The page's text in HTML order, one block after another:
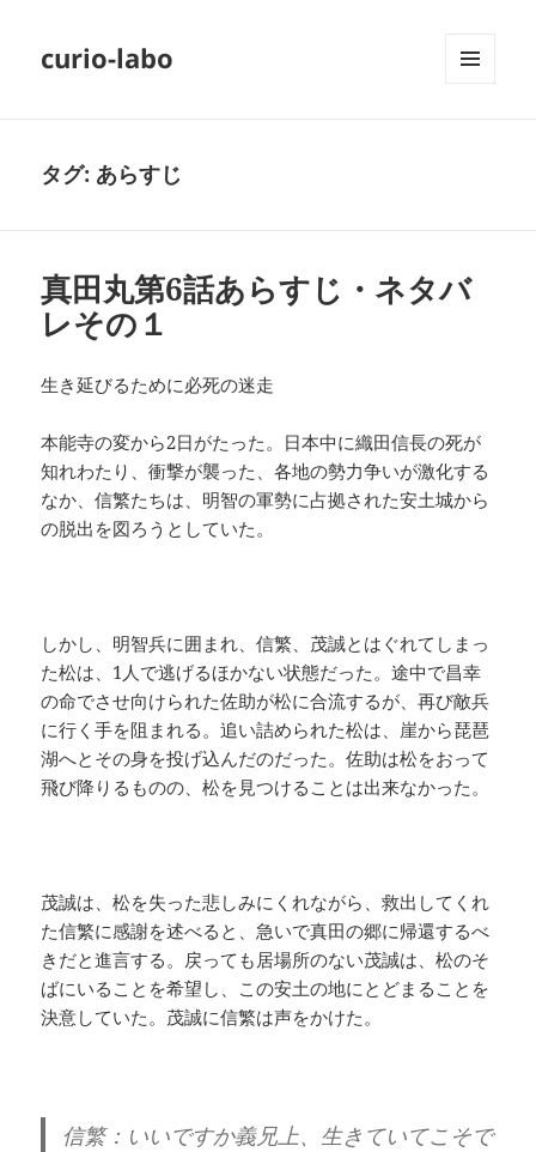
curio-labo
タグ: あらすじ
真田丸第6話あらすじ・ネタバ
レその１
生き延びるために必死の迷走
本能寺の変から2日がたった。日本中に織田信長の死が
知れわたり、衝撃が襲った、各地の勢力争いが激化する
なか、信繁たちは、明智の軍勢に占拠された安土城から
の脱出を図ろうとしていた。
しかし、明智兵に囲まれ、信繁、茂誠とはぐれてしまっ
た松は、1人で逃げるほかない状態だった。途中で昌幸
の命でさせ向けられた佐助が松に合流するが、再び敵兵
に行く手を阻まれる。追い詰められた松は、崖から琵琶
湖へとその身を投げ込んだのだった。佐助は松をおって
飛び降りるものの、松を見つけることは出来なかった。
茂誠は、松を失った悲しみにくれながら、救出してくれ
た信繁に感謝を述べると、急いで真田の郷に帰還するべ
きだと進言する。戻っても居場所のない茂誠は、松のそ
ばにいることを希望し、この安土の地にとどまることを
決意していた。茂誠に信繁は声をかけた。
信繁：いいですか義兄上、生きていてこそで